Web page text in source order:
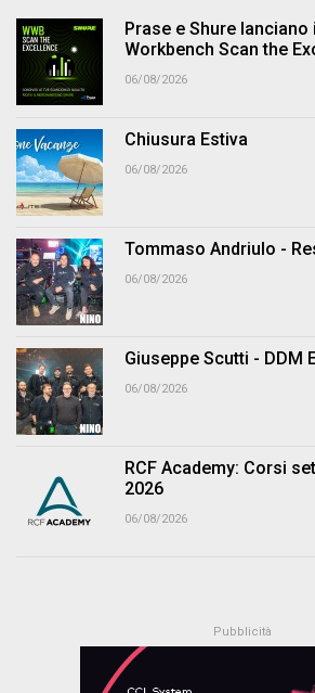
Prase e Shure
Workbench Scan the
06/08/2026
Chiusura Estiva
06/08/2026
Tommaso Andriulo -
06/08/2026
Giuseppe Scutti - DDM
06/08/2026
RCF Academy: Corsi
2026
06/08/2026